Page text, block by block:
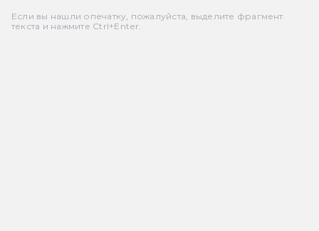
Если вы нашли опечатку, пожалуйста, выделите фрагмент
текста и нажмите Ctrl+Enter.